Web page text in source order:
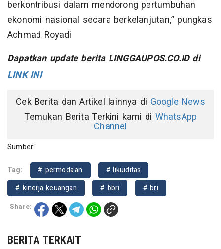
berkontribusi dalam mendorong pertumbuhan
ekonomi nasional secara berkelanjutan,” pungkas
Achmad Royadi
Dapatkan update berita LINGGAUPOS.CO.ID di
LINK INI
Cek Berita dan Artikel lainnya di Google News
Temukan Berita Terkini kami di WhatsApp
Channel
Sumber:
Tag: # permodalan
# likuiditas
# kinerja keuangan
# bbri
# bri
Share:
BERITA TERKAIT